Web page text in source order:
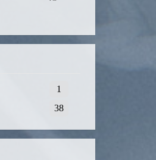
1
38